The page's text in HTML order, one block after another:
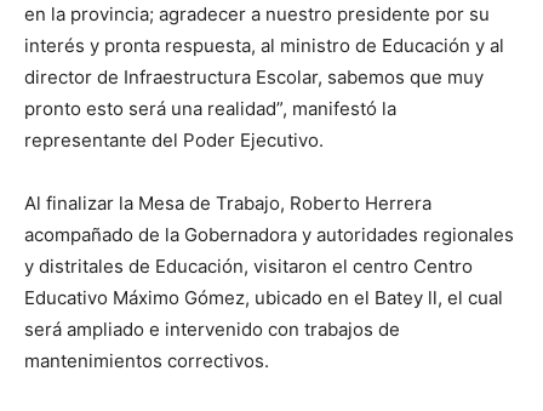
en la provincia; agradecer a nuestro presidente por su
interés y pronta respuesta, al ministro de Educación y al
director de Infraestructura Escolar, sabemos que muy
pronto esto será una realidad”, manifestó la
representante del Poder Ejecutivo.
Al finalizar la Mesa de Trabajo, Roberto Herrera
acompañado de la Gobernadora y autoridades regionales
y distritales de Educación, visitaron el centro Centro
Educativo Máximo Gómez, ubicado en el Batey ll, el cual
será ampliado e intervenido con trabajos de
mantenimientos correctivos.